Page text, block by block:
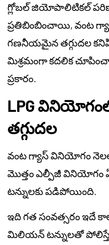
గ్లోబల్ జియోపాలిటికల్
ప్రతిబింబించాయి, వంట
గణనీయమైన తగ్గుదల
మిశ్రమంగా కదలిక
ప్రకారం.
LPG
తగ్గుదల
వంట గ్యాస్ వినియోగం
మొత్తం ఎల్పీజీ వినియోగం
టన్నులకు పడిపోయింది.
ఇది గత సంవత్సరం ఇదే
మిలియన్ టన్నులతో పోలిస్తే